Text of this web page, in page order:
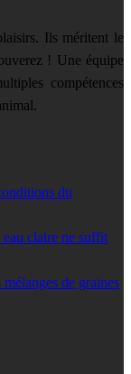
Ils méritent le
! Une équipe
compétences
du
claire ne suffit
de graines